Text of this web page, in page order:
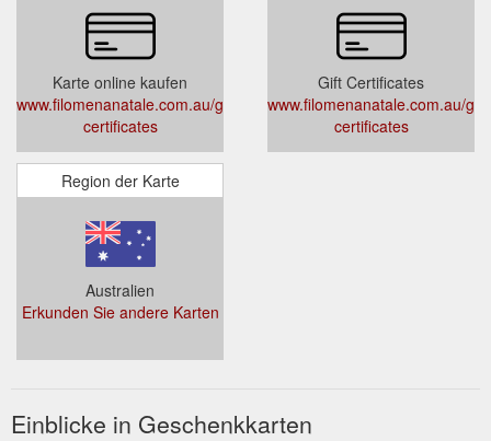
Karte online kaufen
www.filomenanatale.com.au/gift-
certificates
Gift Certificates
www.filomenanatale.com.au/gift-
certificates
Region der Karte
Australien
Erkunden Sie andere Karten
Einblicke in Geschenkkarten